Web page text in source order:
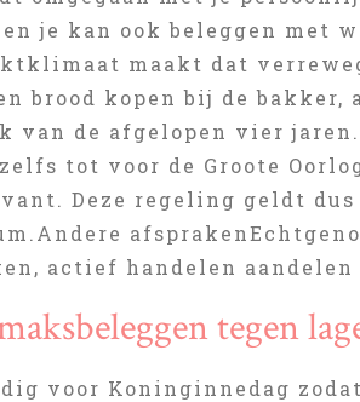
je kan ook beleggen met
maakt dat
brood kopen bij de
van de afgelopen vier
tot voor de Groote
Deze regeling geldt
actief handelen
tegen
voor Koninginnedag